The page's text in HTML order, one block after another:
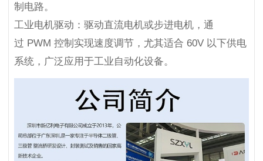
制电路。
工业电机驱动：驱动直流电机或步进电机，通
过 PWM 控制实现速度调节，尤其适合 60V 以下供电
系统，广泛应用于工业自动化设备。